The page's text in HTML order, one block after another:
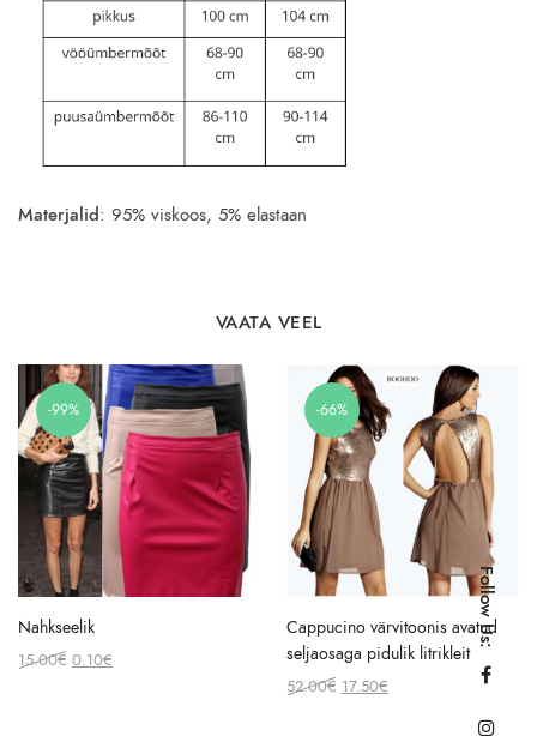
Materjalid: 95% viskoos, 5% elastaan
VAATA VEEL
-99%
Nahkseelik
15.00€ Original
0.10€
-66%
Cappucino värvitoonis avatud
seljaosaga pidulik litrikleit
52.00€ Original
17.50€
Follow Us: